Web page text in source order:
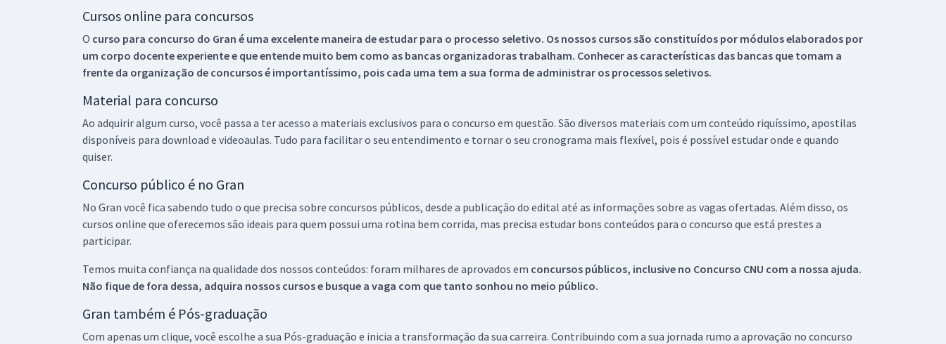
Cursos online para concursos
O curso para concurso do Gran é uma excelente maneira de estudar para o processo seletivo. Os nossos cursos são constituídos por módulos elaborados por
um corpo docente experiente e que entende muito bem como as bancas organizadoras trabalham. Conhecer as características das bancas que tomam a
frente da organização de concursos é importantíssimo, pois cada uma tem a sua forma de administrar os processos seletivos.
Material para concurso
Ao adquirir algum curso, você passa a ter acesso a materiais exclusivos para o concurso em questão. São diversos materiais com um conteúdo riquíssimo, apostilas
disponíveis para download e videoaulas. Tudo para facilitar o seu entendimento e tornar o seu cronograma mais flexível, pois é possível estudar onde e quando
quiser.
Concurso público é no Gran
No Gran você fica sabendo tudo o que precisa sobre concursos públicos, desde a publicação do edital até as informações sobre as vagas ofertadas. Além disso, os
cursos online que oferecemos são ideais para quem possui uma rotina bem corrida, mas precisa estudar bons conteúdos para o concurso que está prestes a
participar.
Temos muita confiança na qualidade dos nossos conteúdos: foram milhares de aprovados em concursos públicos, inclusive no Concurso CNU com a nossa ajuda.
Não fique de fora dessa, adquira nossos cursos e busque a vaga com que tanto sonhou no meio público.
Gran também é Pós-graduação
Com apenas um clique, você escolhe a sua Pós-graduação e inicia a transformação da sua carreira. Contribuindo com a sua jornada rumo a aprovação no concurso